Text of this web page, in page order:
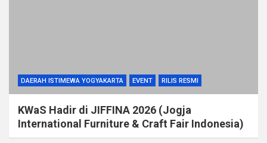
DAERAH ISTIMEWA YOGYAKARTA EVENT RILIS RESMI
KWaS Hadir di JIFFINA 2026 (Jogja
International Furniture & Craft Fair Indonesia)